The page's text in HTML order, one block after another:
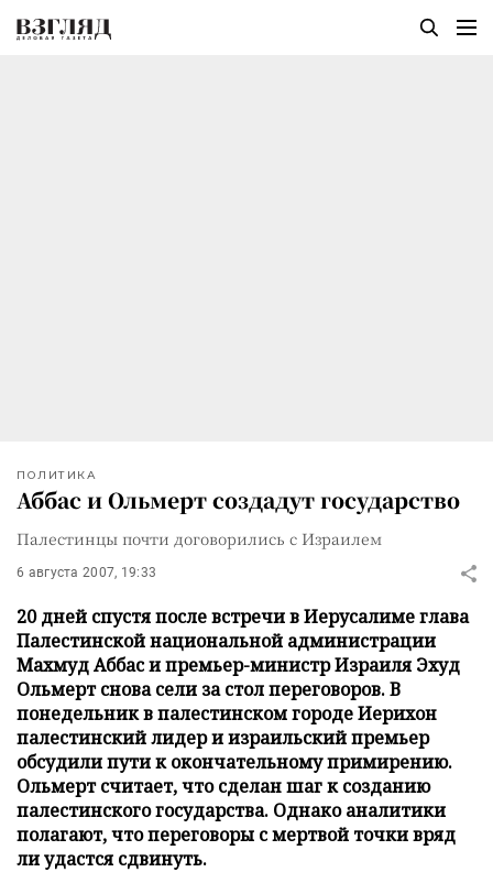
ПОЛИТИКА
Аббас и Ольмерт создадут государство
Палестинцы почти договорились с Израилем
6 августа 2007, 19:33
20 дней спустя после встречи в Иерусалиме глава
Палестинской национальной администрации
Махмуд Аббас и премьер-министр Израиля Эхуд
Ольмерт снова сели за стол переговоров. В
понедельник в палестинском городе Иерихон
палестинский лидер и израильский премьер
обсудили пути к окончательному примирению.
Ольмерт считает, что сделан шаг к созданию
палестинского государства. Однако аналитики
полагают, что переговоры с мертвой точки вряд
ли удастся сдвинуть.